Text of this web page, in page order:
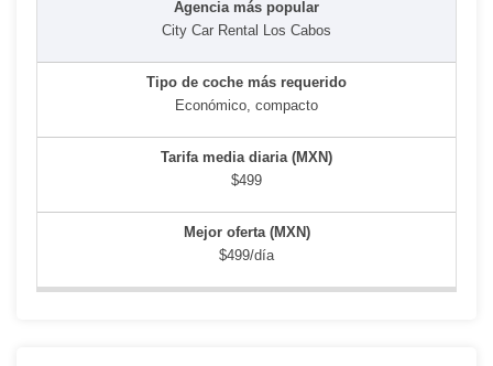
City Car Rental Los Cabos
Económico, compacto
$499
$499/día